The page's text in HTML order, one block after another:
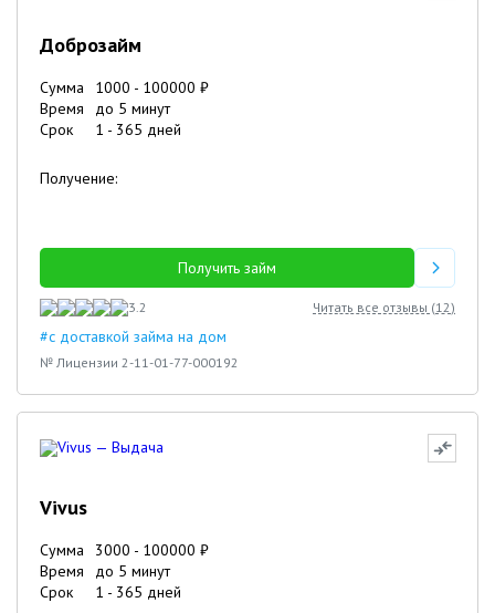
Доброзайм
Сумма 1000 - 100000 ₽
Время
до 5 минут
Срок
1 - 365 дней
Получение:
Получить займ
3.2 Читать все отзывы (12)
#с доставкой займа на дом
№ Лицензии 2-11-01-77-000192
Vivus
Сумма 3000 - 100000 ₽
Время
до 5 минут
Срок
1 - 365 дней